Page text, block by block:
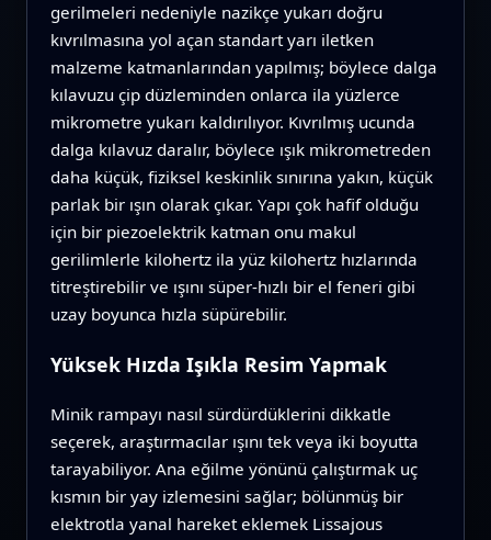
gerilmeleri nedeniyle nazikçe yukarı doğru
kıvrılmasına yol açan standart yarı iletken
malzeme katmanlarından yapılmış; böylece dalga
kılavuzu çip düzleminden onlarca ila yüzlerce
mikrometre yukarı kaldırılıyor. Kıvrılmış ucunda
dalga kılavuz daralır, böylece ışık mikrometreden
daha küçük, fiziksel keskinlik sınırına yakın, küçük
parlak bir ışın olarak çıkar. Yapı çok hafif olduğu
için bir piezoelektrik katman onu makul
gerilimlerle kilohertz ila yüz kilohertz hızlarında
titreştirebilir ve ışını süper-hızlı bir el feneri gibi
uzay boyunca hızla süpürebilir.
Yüksek Hızda Işıkla Resim Yapmak
Minik rampayı nasıl sürdürdüklerini dikkatle
seçerek, araştırmacılar ışını tek veya iki boyutta
tarayabiliyor. Ana eğilme yönünü çalıştırmak uç
kısmın bir yay izlemesini sağlar; bölünmüş bir
elektrotla yanal hareket eklemek Lissajous